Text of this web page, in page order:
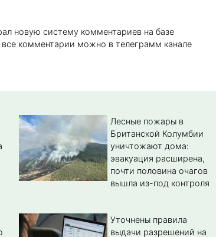
новую систему комментариев на базе
комментарии можно в телеграмм канале
Лесные пожары в
Британской Колумбии
уничтожают дома:
эвакуация расширена,
почти половина очагов
вышла из-под контроля
Уточнены правила
выдачи разрешений на